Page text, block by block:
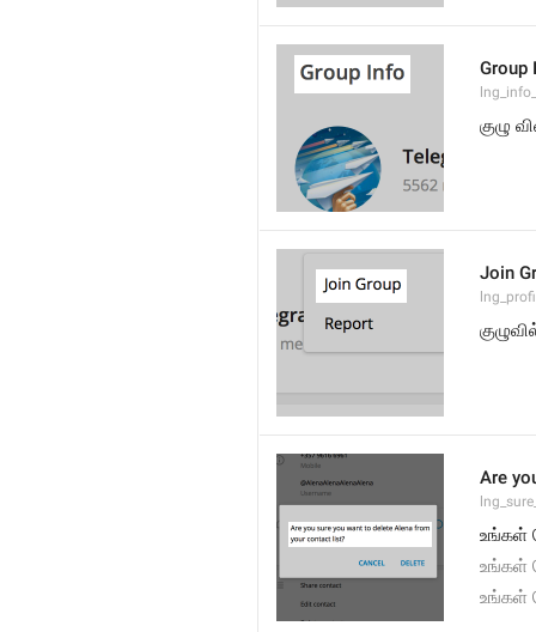
Group
குழு
Join
Are
உங்கள்
உங்கள்
உங்கள்